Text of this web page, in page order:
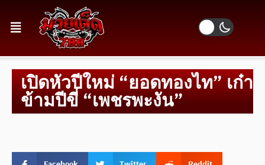
เปิดหัวปีใหม่ “ยอดทองไท” เก๋า
ข้ามปีขี่ “เพชรพะงัน”